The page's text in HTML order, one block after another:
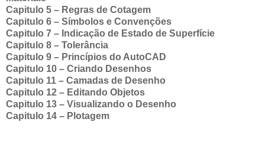
Capitulo 5 – Regras de Cotagem
Capitulo 6 – Símbolos e Convenções
Capitulo 7 – Indicação de Estado de Superfície
Capitulo 8 – Tolerância
Capitulo 9 – Princípios do AutoCAD
Capitulo 10 – Criando Desenhos
Capitulo 11 – Camadas de Desenho
Capitulo 12 – Editando Objetos
Capitulo 13 – Visualizando o Desenho
Capitulo 14 – Plotagem